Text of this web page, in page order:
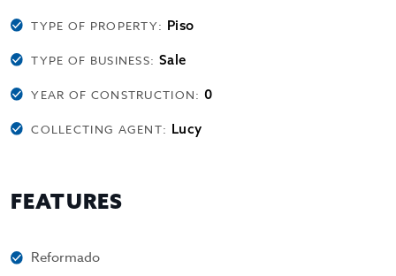
TYPE OF PROPERTY: Piso
TYPE OF BUSINESS: Sale
YEAR OF CONSTRUCTION: 0
COLLECTING AGENT: Lucy
FEATURES
Reformado